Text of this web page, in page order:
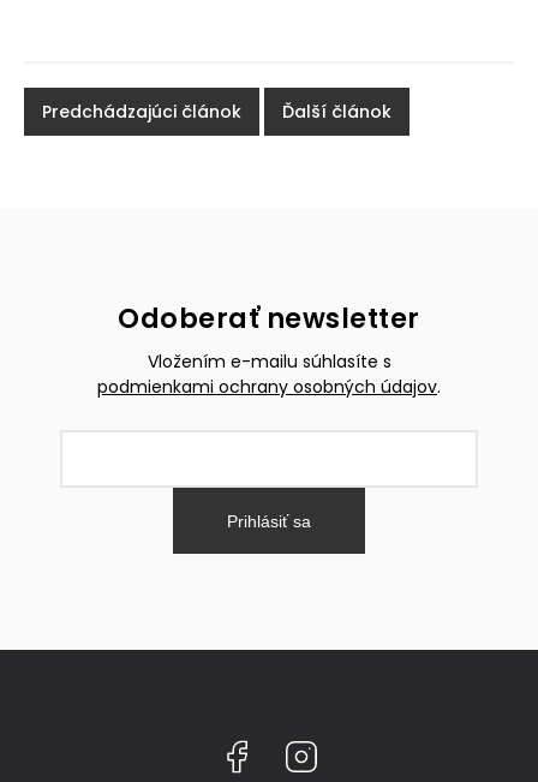
Predchádzajúci článok Ďalší článok
Odoberať newsletter
Vložením e-mailu súhlasíte s
podmienkami ochrany osobných údajov.
Prihlásiť sa
Facebook